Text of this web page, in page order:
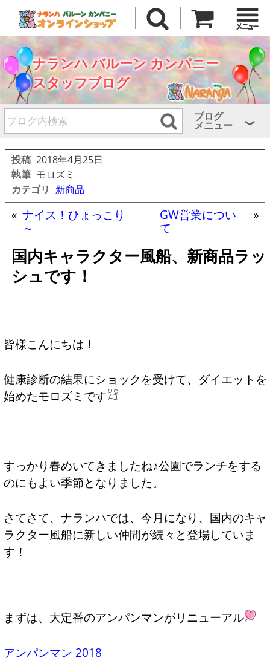
ナランハ バルーン カンパニー
スタッフブログ
ブログ
メニュー
投稿 2018年4月25日
執筆 モロズミ
カテゴリ 新商品
« ナイス！ひょっこり
～
GW営業につい
て
»
国内キャラクター風船、新商品ラッ
シュです！
皆様こんにちは！
健康診断の結果にショックを受けて、ダイエットを
始めたモロズミです
すっかり春めいてきましたね♪公園でランチをする
のにもよい季節となりました。
さてさて、ナランハでは、今月になり、国内のキャ
ラクター風船に新しい仲間が続々と登場していま
す！
まずは、大定番のアンパンマンがリニューアル
アンパンマン 2018